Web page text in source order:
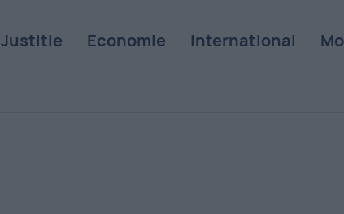
Justitie Economie International